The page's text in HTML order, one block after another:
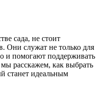
сада, не стоит
Они служат не только для
и помогают поддерживать
мы расскажем, как выбрать
станет идеальным